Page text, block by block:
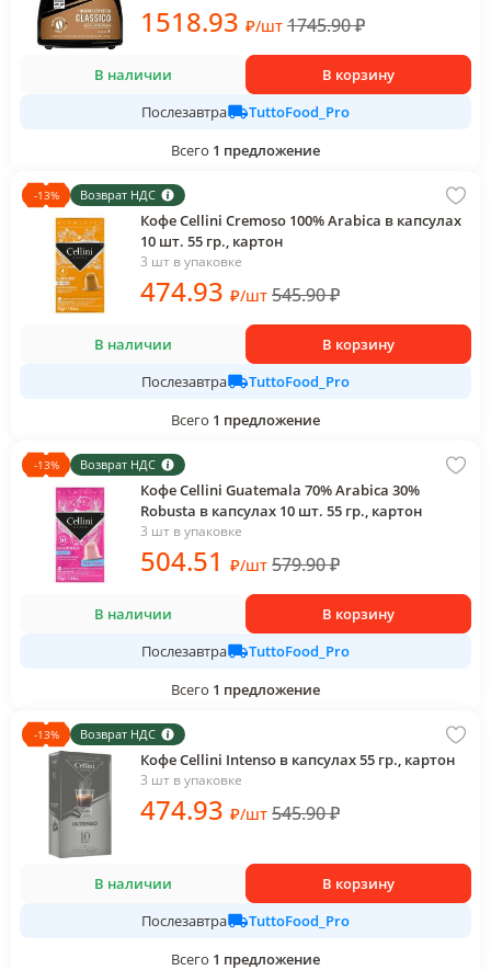
1518.93 ₽/шт 1745.90₽
В наличии
В корзину
Послезавтра
TuttoFood_Pro
Всего 1 предложение
-13% Возврат НДС
Кофе Cellini Cremoso 100% Arabica в капсулах
10 шт. 55 гр., картон
3 шт в упаковке
474.93 ₽/шт 545.90₽
В наличии
В корзину
Послезавтра
TuttoFood_Pro
Всего 1 предложение
-13% Возврат НДС
Кофе Cellini Guatemala 70% Arabica 30%
Robusta в капсулах 10 шт. 55 гр., картон
3 шт в упаковке
504.51 ₽/шт 579.90₽
В наличии
В корзину
Послезавтра
TuttoFood_Pro
Всего 1 предложение
-13% Возврат НДС
Кофе Cellini Intenso в капсулах 55 гр., картон
3 шт в упаковке
474.93 ₽/шт 545.90₽
В наличии
В корзину
Послезавтра
TuttoFood_Pro
Всего 1 предложение